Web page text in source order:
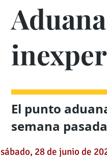
El punto
semana pasada
sábado, 28 de junio de